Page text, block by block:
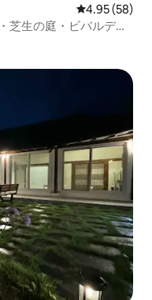
レビュー58
4.95 (58)
芝生の庭・ビバルディ
・ソウル60分・寝室3